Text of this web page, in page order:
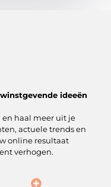
ideeën
en haal meer uit je
actuele trends en
online resultaat
verhogen.